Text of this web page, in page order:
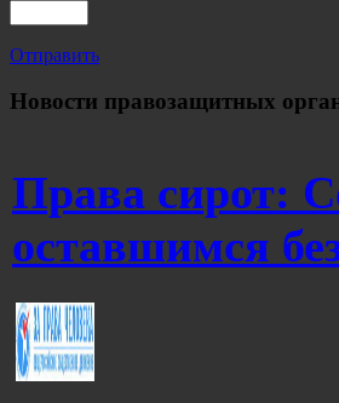
Отправить
Новости правозащитных
Права сирот:
оставшимся